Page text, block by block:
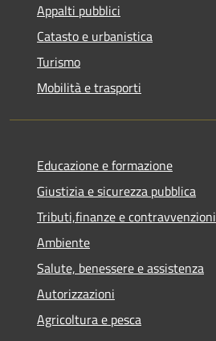
Appalti pubblici
Catasto e urbanistica
Turismo
Mobilità e trasporti
Educazione e formazione
Giustizia e sicurezza pubblica
Tributi,finanze e contravvenzioni
Ambiente
Salute, benessere e assistenza
Autorizzazioni
Agricoltura e pesca